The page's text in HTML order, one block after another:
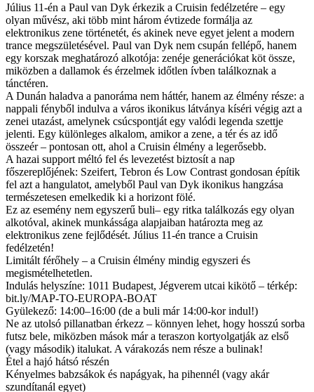
Július 11-én a Paul van Dyk érkezik a Cruisin fedélzetére – egy
olyan művész, aki több mint három évtizede formálja az
elektronikus zene történetét, és akinek neve egyet jelent a modern
trance megszületésével. Paul van Dyk nem csupán fellépő, hanem
egy korszak meghatározó alkotója: zenéje generációkat köt össze,
miközben a dallamok és érzelmek időtlen ívben találkoznak a
tánctéren.
A Dunán haladva a panoráma nem háttér, hanem az élmény része: a
nappali fényből indulva a város ikonikus látványa kíséri végig azt a
zenei utazást, amelynek csúcspontját egy valódi legenda szettje
jelenti. Egy különleges alkalom, amikor a zene, a tér és az idő
összeér – pontosan ott, ahol a Cruisin élmény a legerősebb.
A hazai support méltó fel és levezetést biztosít a nap
főszereplőjének: Szeifert, Tebron és Low Contrast gondosan építik
fel azt a hangulatot, amelyből Paul van Dyk ikonikus hangzása
természetesen emelkedik ki a horizont fölé.
Ez az esemény nem egyszerű buli– egy ritka találkozás egy olyan
alkotóval, akinek munkássága alapjaiban határozta meg az
elektronikus zene fejlődését. Július 11-én trance a Cruisin
fedélzetén!
Limitált férőhely – a Cruisin élmény mindig egyszeri és
megismételhetetlen.
Indulás helyszíne: 1011 Budapest, Jégverem utcai kikötő – térkép:
bit.ly/MAP-TO-EUROPA-BOAT
Gyülekező: 14:00–16:00 (de a buli már 14:00-kor indul!)
Ne az utolsó pillanatban érkezz – könnyen lehet, hogy hosszú sorba
futsz bele, miközben mások már a teraszon kortyolgatják az első
(vagy második) italukat. A várakozás nem része a bulinak!
Étel a hajó hátsó részén
Kényelmes babzsákok és napágyak, ha pihennél (vagy akár
szundítanál egyet)